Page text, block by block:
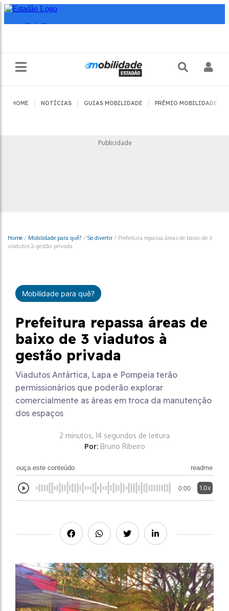
HOME NOTÍCIAS GUIAS MOBILIDADE PRÊMIO MOBILIDADE
Publicidade
Home / Mobilidade para quê? / Se divertir/ Prefeitura repassa áreas de baixo de 3
viadutos à gestão privada
Mobilidade para quê?
Prefeitura repassa áreas de
baixo de 3 viadutos à
gestão privada
Viadutos Antártica, Lapa e Pompeia terão
permissionários que poderão explorar
comercialmente as áreas em troca da manutenção
dos espaços
2 minutos, 14 segundos de leitura
Por: Bruno Ribeiro
ouça este conteúdo readme
0:00 1.0x